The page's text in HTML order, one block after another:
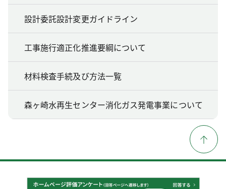
設計委託設計変更ガイドライン
工事施行適正化推進要綱について
材料検査手続及び方法一覧
森ヶ崎水再生センター消化ガス発電事業について